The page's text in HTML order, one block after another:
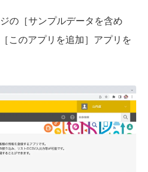
の［サンプルデータを含め
このアプリを追加］アプリを